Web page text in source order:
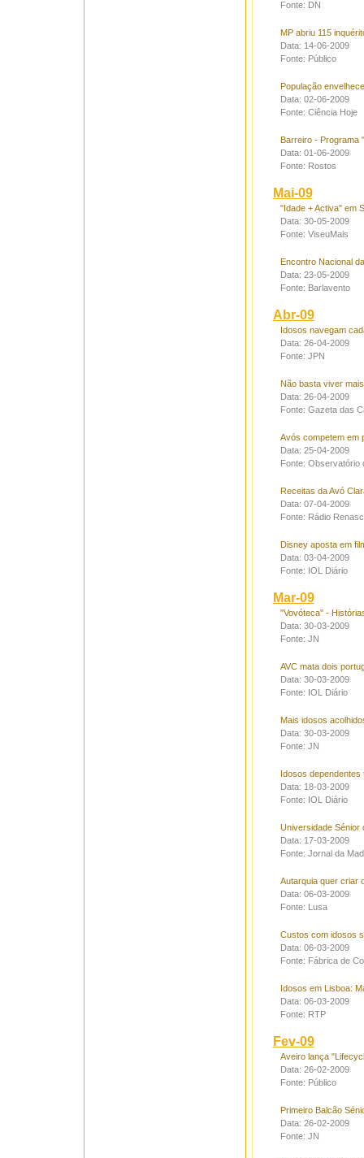
Fonte: DN
MP abriu 115
Data: 14-06-2009
Fonte: Público
População
Data: 02-06-2009
Fonte: Ciência Hoje
Barreiro - Programa
Data: 01-06-2009
Fonte: Rostos
Mai-09
"Idade + Activa" em
Data: 30-05-2009
Fonte: ViseuMais
Encontro Nacional
Data: 23-05-2009
Fonte: Barlavento
Abr-09
Idosos navegam
Data: 26-04-2009
Fonte: JPN
Não basta viver
Data: 26-04-2009
Fonte: Gazeta das
Avós competem em
Data: 25-04-2009
Fonte: Observatório
Receitas da Avó
Data: 07-04-2009
Fonte: Rádio
Disney aposta em
Data: 03-04-2009
Fonte: IOL Diário
Mar-09
"Vovóteca" -
Data: 30-03-2009
Fonte: JN
AVC mata dois
Data: 30-03-2009
Fonte: IOL Diário
Mais idosos
Data: 30-03-2009
Fonte: JN
Idosos
Data: 18-03-2009
Fonte: IOL Diário
Universidade Sénior
Data: 17-03-2009
Fonte: Jornal da
Autarquia quer criar
Data: 06-03-2009
Fonte: Lusa
Custos com idosos
Data: 06-03-2009
Fonte: Fábrica de
Idosos em Lisboa:
Data: 06-03-2009
Fonte: RTP
Fev-09
Aveiro lança
Data: 26-02-2009
Fonte: Público
Primeiro Balcão
Data: 26-02-2009
Fonte: JN